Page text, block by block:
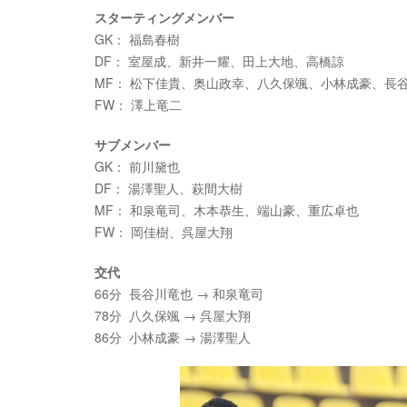
スターティングメンバー
GK： 福島春樹
DF： 室屋成、新井一耀、田上大地、高橋諒
MF： 松下佳貴、奥山政幸、八久保颯、小林成豪、長
FW： 澤上竜二
サブメンバー
GK： 前川黛也
DF： 湯澤聖人、萩間大樹
MF： 和泉竜司、木本恭生、端山豪、重広卓也
FW： 岡佳樹、呉屋大翔
交代
66分 長谷川竜也 → 和泉竜司
78分 八久保颯 → 呉屋大翔
86分 小林成豪 → 湯澤聖人